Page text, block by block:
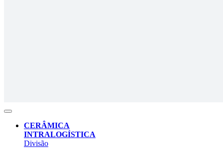
CERÂMICA
INTRALOGÍSTICA
Divisão